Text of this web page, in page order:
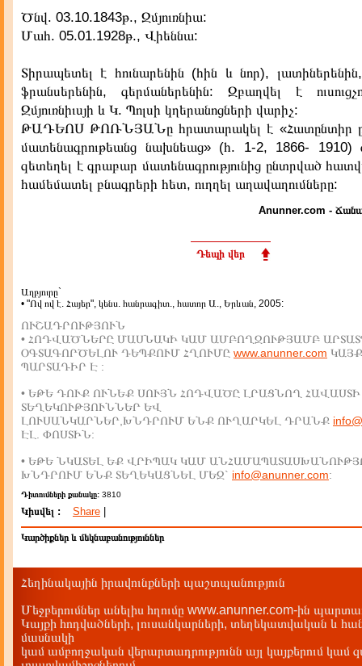
Ծնվ. 03.10.1843թ., Զմյուռնիա:
Մահ. 05.01.1928թ., Վիեննա:
Տիրապետել է հունարենին (հին և նոր),
ֆրանսերենին, գերմաներենին: Զբաղվել է
Զմյուռնիւսյի և Կ. Պոլսի կղերանոցների վարիչ:
ԹԱԴԵՈՍ ԹՈՌՆՅԱՆը հրատարակել է «Հատընտիր
մատենագրութեանց նախնեաց» (հ. 1-2, 1866- 1910)
զետեղել է գրաբար մատենագրությունից ընտրված
համեմատել բնագրերի հետ, ուղղել աղավաղումները:
Anunner.com -
Դեպի վեր
Աղբյուրը`
• "Ով ով է. Հայեր", կենս. հանրագիտ., հատոր Ա., Երևան, 2005:
ՈՒՇԱԴՐՈՒԹՅՈՒՆ
• ՀՈԴՎԱԾՆԵՐԸ ՄԱՍՆԱԿԻ ԿԱՄ ԱՄԲՈՂՋՈՒԹՅԱՄԲ
ՕԳՏԱԳՈՐԾԵԼՈՒ ԴԵՊՔՈՒՄ ՀՂՈՒՄԸ www.anunner.com
ՊԱՐՏԱԴԻՐ Է :
• ԵԹԵ ԴՈՒՔ ՈՒՆԵՔ ՍՈՒՅՆ ՀՈԴՎԱԾԸ ԼՐԱՑՆՈՂ ՀԱՎԱՍՏԻ
ՏԵՂԵԿՈՒԹՅՈՒՆՆԵՐ ԵՎ
ԼՈՒՍԱՆԿԱՐՆԵՐ,ԽՆԴՐՈՒՄ ԵՆՔ ՈՒՂԱՐԿԵԼ ԴՐԱՆՔ
ԷԼ. ՓՈՍՏԻՆ:
• ԵԹԵ ՆԿԱՏԵԼ ԵՔ ՎՐԻՊԱԿ ԿԱՄ
ԽՆԴՐՈՒՄ ԵՆՔ ՏԵՂԵԿԱՑՆԵԼ ՄԵԶ` info@anunner.com:
Դիտումների քանակը: 3810
Կիսվել : Share
Կարծիքներ և մեկնաբանություններ
Հեղինակային իրավունքների պաշտպանություն
Մեջբերումներ անելիս հղումը www.anunner.com-ին
Կայքի հոդվածների, լուսանկարների, տեղեկատվական և
մասնակի
կամ ամբողջական վերարտադրությունն այլ կայքերում կամ